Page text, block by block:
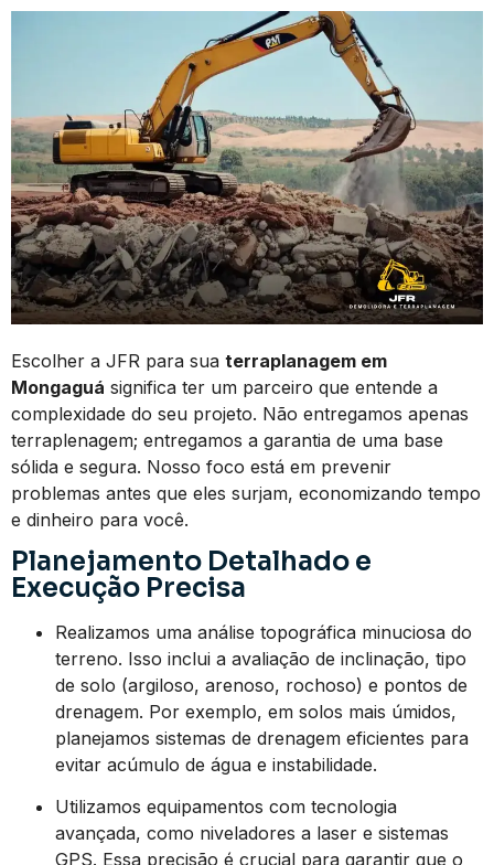
Escolher a JFR para sua terraplanagem em
Mongaguá significa ter um parceiro que entende a
complexidade do seu projeto. Não entregamos apenas
terraplenagem; entregamos a garantia de uma base
sólida e segura. Nosso foco está em prevenir
problemas antes que eles surjam, economizando tempo
e dinheiro para você.
Planejamento Detalhado e
Execução Precisa
Realizamos uma análise topográfica minuciosa do
terreno. Isso inclui a avaliação de inclinação, tipo
de solo (argiloso, arenoso, rochoso) e pontos de
drenagem. Por exemplo, em solos mais úmidos,
planejamos sistemas de drenagem eficientes para
evitar acúmulo de água e instabilidade.
Utilizamos equipamentos com tecnologia
avançada, como niveladores a laser e sistemas
GPS. Essa precisão é crucial para garantir que o